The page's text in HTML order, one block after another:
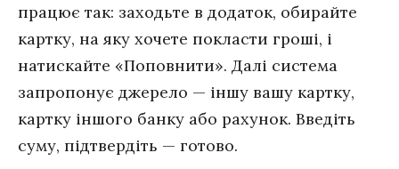
працює так: заходьте в додаток, обирайте
картку, на яку хочете покласти гроші, і
натискайте «Поповнити». Далі система
запропонує джерело — іншу вашу картку,
картку іншого банку або рахунок. Введіть
суму, підтвердіть — готово.